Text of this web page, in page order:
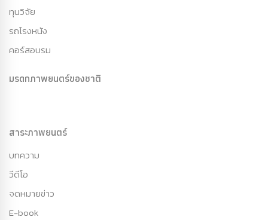
ทุนวิจัย
รถโรงหนัง
คอร์สอบรม
มรดกภาพยนตร์ของชาติ
สาระภาพยนตร์
บทความ
วีดีโอ
จดหมายข่าว
E-book